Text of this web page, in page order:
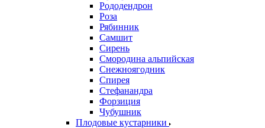
Рододендрон
Роза
Рябинник
Самшит
Сирень
Смородина альпийская
Снежноягодник
Спирея
Стефанандра
Форзиция
Чубушник
Плодовые кустарники